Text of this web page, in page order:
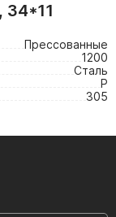
Прессованные
1200
Сталь
P
305